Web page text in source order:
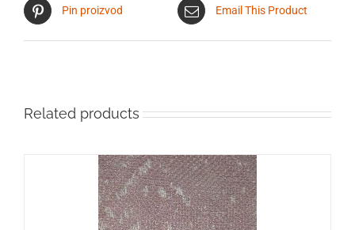
Pin proizvod Email This Product
Related products